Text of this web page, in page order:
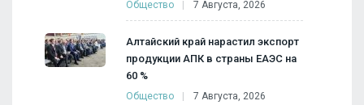
Общество 7 Августа, 2026
Алтайский край нарастил экспорт
продукции АПК в страны ЕАЭС на
60 %
Общество 7 Августа, 2026